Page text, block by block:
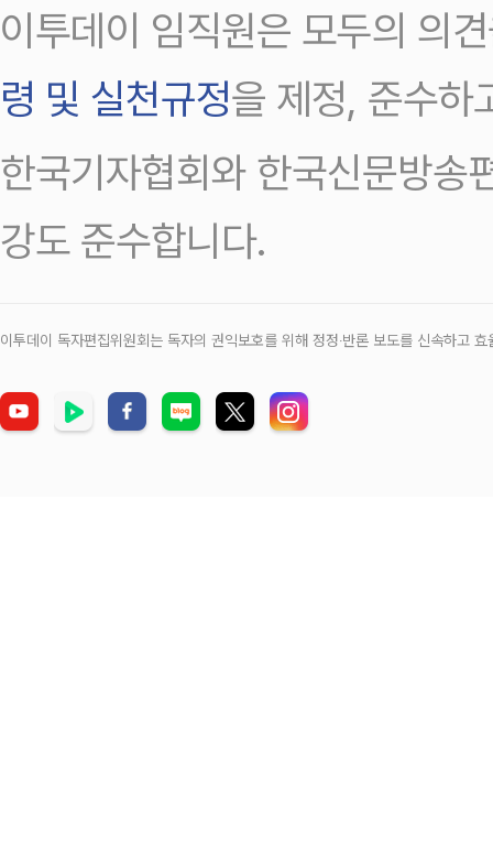
이투데이 임직원은 모두의 의
령 및 실천규정을 제정, 준수하
한국기자협회와 한국신문방송
강도 준수합니다.
이투데이 독자편집위원회는 독자의 권익보호를 위해 정정‧반론 보도를 신속하고